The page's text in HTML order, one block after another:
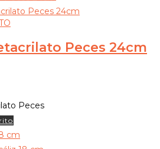
Peces 24cm
Peces